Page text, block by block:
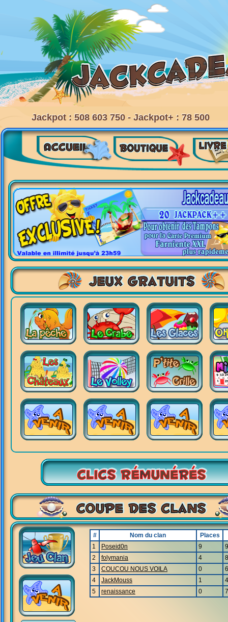
Jackpot : 508 603 750 - Jackpot+ : 78 500
# Nom du clan
Places
1
Poseid0n 9
2
folymania 4
3
COUCOU NOUS VOILA 0
4
JackMouss 1
5
renaissance 0